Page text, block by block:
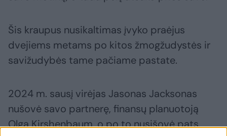
Šis kraupus nusikaltimas įvyko praėjus
dvejiems metams po kitos žmogžudystės ir
savižudybės tame pačiame pastate.
2024 m. sausį virėjas Jasonas Jacksonas
nušovė savo partnerę, finansų planuotoją
Olgą Kirshenbaum, o po to nusišovė pats.